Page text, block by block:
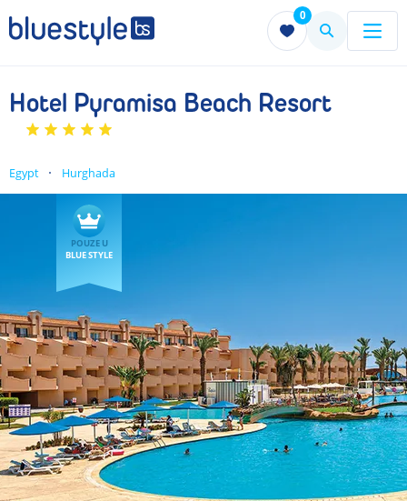
0
Menu Menu
Hotel Pyramisa Beach Resort
Egypt Hurghada
POUZE U
BLUE STYLE